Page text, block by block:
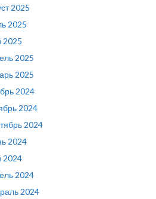
2025
2025
2025
2025
2024
2024
2024
2024
2024
2024